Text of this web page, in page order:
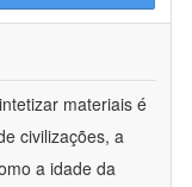
materiais é
civilizações, a
a idade da